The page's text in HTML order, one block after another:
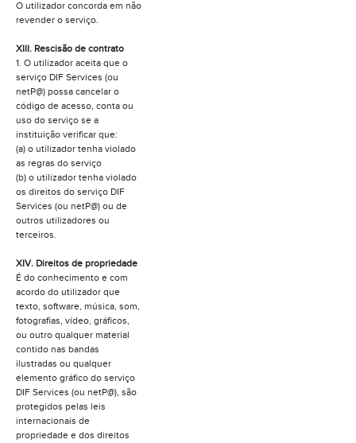
O utilizador concorda em não
revender o serviço.
XIII. Rescisão de contrato
1. O utilizador aceita que o
serviço DIF Services (ou
netP@) possa cancelar o
código de acesso, conta ou
uso do serviço se a
instituição verificar que:
(a) o utilizador tenha violado
as regras do serviço
(b) o utilizador tenha violado
os direitos do serviço DIF
Services (ou netP@) ou de
outros utilizadores ou
terceiros.
XIV. Direitos de propriedade
É do conhecimento e com
acordo do utilizador que
texto, software, música, som,
fotografias, vídeo, gráficos,
ou outro qualquer material
contido nas bandas
ilustradas ou qualquer
elemento gráfico do serviço
DIF Services (ou netP@), são
protegidos pelas leis
internacionais de
propriedade e dos direitos